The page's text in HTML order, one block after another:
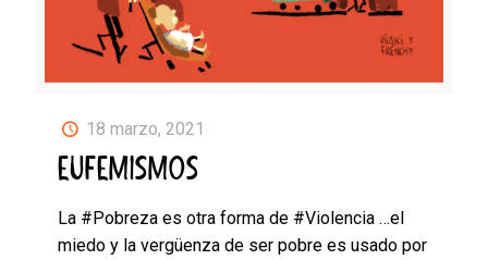
18 marzo, 2021
EUFEMISMOS
La #Pobreza es otra forma de #Violencia …el
miedo y la vergüenza de ser pobre es usado por